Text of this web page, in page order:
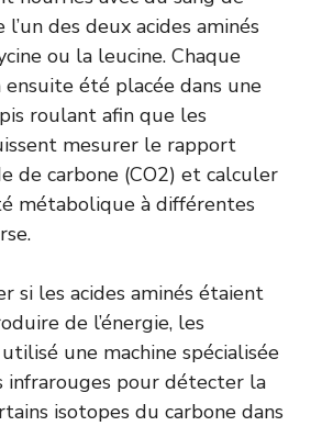
l’un des deux acides aminés
ou la leucine. Chaque
ensuite été placée dans une
roulant afin que les
mesurer le rapport
de carbone (CO2) et calculer
métabolique à différentes
si les acides aminés étaient
de l’énergie, les
une machine spécialisée
infrarouges pour détecter la
isotopes du carbone dans